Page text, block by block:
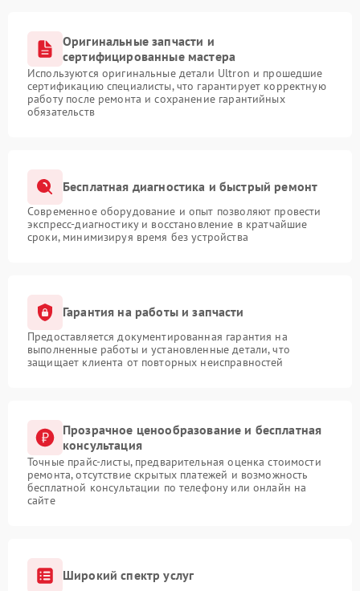
Оригинальные запчасти и
сертифицированные мастера
Используются оригинальные детали Ultron и прошедшие
сертификацию специалисты, что гарантирует корректную
работу после ремонта и сохранение гарантийных
обязательств
Бесплатная диагностика и быстрый ремонт
Современное оборудование и опыт позволяют провести
экспресс-диагностику и восстановление в кратчайшие
сроки, минимизируя время без устройства
Гарантия на работы и запчасти
Предоставляется документированная гарантия на
выполненные работы и установленные детали, что
защищает клиента от повторных неисправностей
Прозрачное ценообразование и бесплатная
консультация
Точные прайс-листы, предварительная оценка стоимости
ремонта, отсутствие скрытых платежей и возможность
бесплатной консультации по телефону или онлайн на
сайте
Широкий спектр услуг